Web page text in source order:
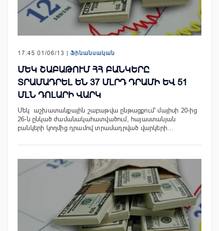
17:45 01/06/13 | Ֆինանսական
ՄԵԿ ՇԱԲԱԹՈՒՄ ՀՀ ԲԱՆԿԵՐԸ
ՏՐԱՄԱԴՐԵԼ ԵՆ 37 ՄԼՐԴ ԴՐԱՄԻ ԵՎ 51
ՄԼՆ ԴՈԼԱՐԻ ՎԱՐԿ
Մեկ աշխատանքային շաբաթվա ընթացքում՝ մայիսի 20-ից
26-ն ընկած ժամանակահատվածում, հայաստանյան
բանկերի կողմից դրամով տրամադրված վարկերի…